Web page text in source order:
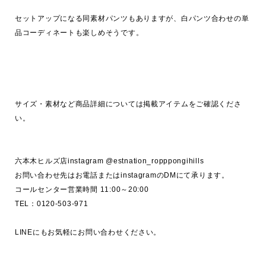
セットアップになる同素材パンツもありますが、白パンツ合わせの単
品コーディネートも楽しめそうです。
サイズ・素材など商品詳細については掲載アイテムをご確認くださ
い。
六本木ヒルズ店instagram @estnation_ropppongihills
お問い合わせ先はお電話またはinstagramのDMにて承ります。
コールセンター営業時間 11:00～20:00
TEL：0120-503-971
LINEにもお気軽にお問い合わせください。